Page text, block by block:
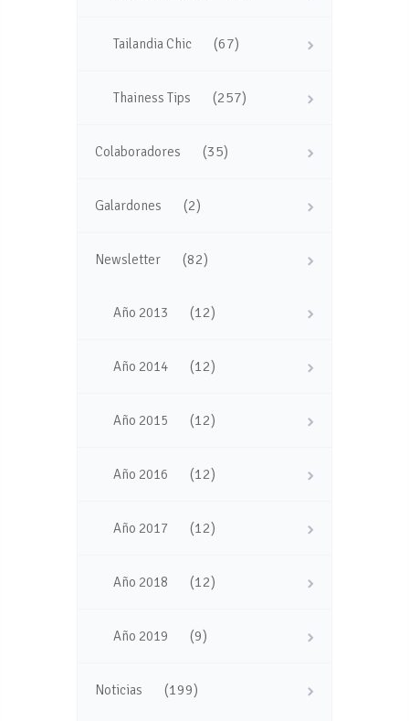
Tailandia Chic (67)
Thainess Tips (257)
Colaboradores (35)
Galardones (2)
Newsletter (82)
Año 2013 (12)
Año 2014 (12)
Año 2015 (12)
Año 2016 (12)
Año 2017 (12)
Año 2018 (12)
Año 2019 (9)
Noticias (199)